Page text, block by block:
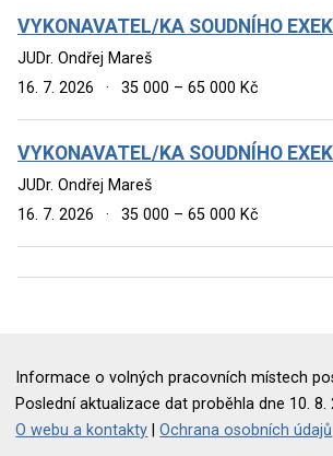
VYKONAVATEL/KA SOUDNÍHO
JUDr. Ondřej Mareš
16. 7. 2026
· 35 000 – 65 000 Kč
VYKONAVATEL/KA SOUDNÍHO
JUDr. Ondřej Mareš
16. 7. 2026
· 35 000 – 65 000 Kč
Informace o volných pracovních místech
Poslední aktualizace dat proběhla dne 10. 8.
O webu a kontakty |Ochrana osobních údajů